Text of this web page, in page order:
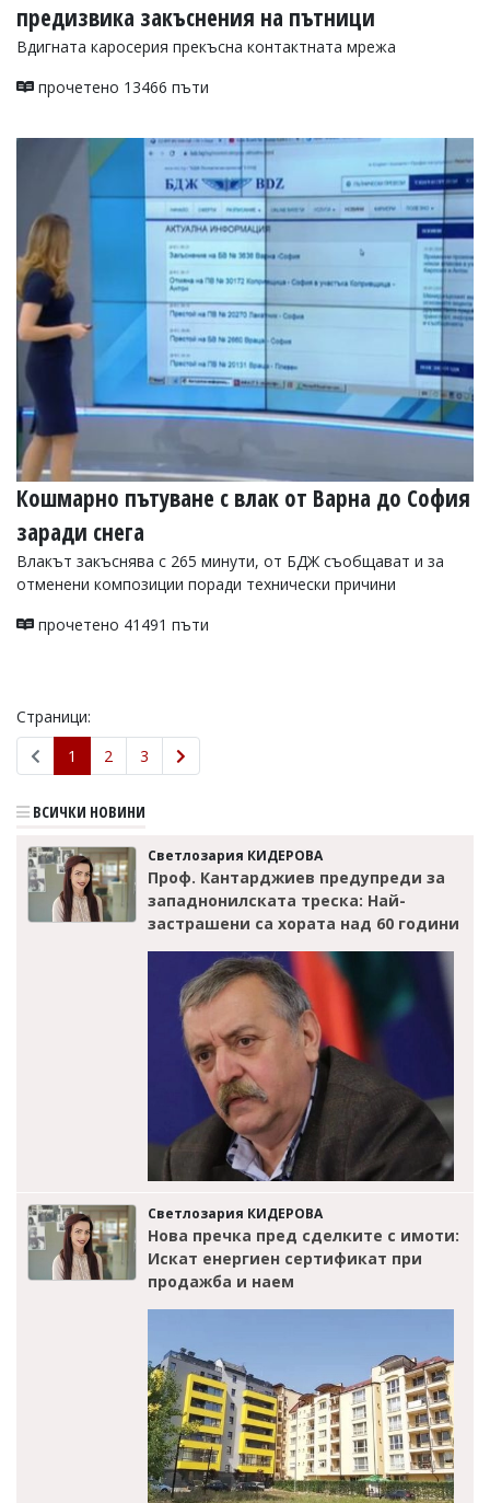
предизвика закъснения на пътници
Вдигната каросерия прекъсна контактната мрежа
прочетено 13466 пъти
Кошмарно пътуване с влак от Варна до София
заради снега
Влакът закъснява с 265 минути, от БДЖ съобщават и за
отменени композиции поради технически причини
прочетено 41491 пъти
Страници:
1
2 3
ВСИЧКИ НОВИНИ
Светлозария КИДЕРОВА
Проф. Кантарджиев предупреди за
западнонилската треска: Най-
застрашени са хората над 60 години
Светлозария КИДЕРОВА
Нова пречка пред сделките с имоти:
Искат енергиен сертификат при
продажба и наем